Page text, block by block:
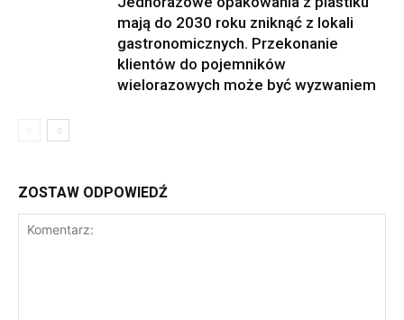
mają do 2030 roku zniknąć z lokali
gastronomicznych. Przekonanie
klientów do pojemników
wielorazowych może być wyzwaniem
ZOSTAW ODPOWIEDŹ